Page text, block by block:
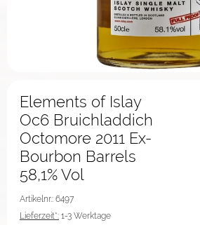
Elements of Islay
Oc6 Bruichladdich
Octomore 2011 Ex-
Bourbon Barrels
58,1% Vol
Artikelnr.: 6497
Lieferzeit*: 1-3 Werktage